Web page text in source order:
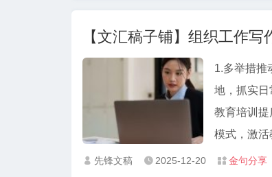
【文汇稿子铺】组织工作写
1.多举措推动流动党员管
地，抓实日常管理。 建立健全机制，激励担当
教育培训提质增效 构建“三维立体”云端课堂，打造
模式，激活教育效能。 深化“学用一体”转
党员冬训“有滋有味” 深化理论武装，补钙壮
 先锋文稿  2025-12-20  金句分享